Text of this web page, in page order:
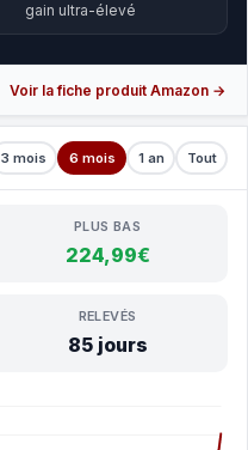
gain ultra-élevé
Voir la fiche produit Amazon →
3 mois 6 mois 1 an Tout
PLUS BAS
224,99€
RELEVÉS
85 jours